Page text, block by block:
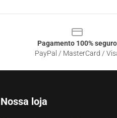
Pagamento 100% seguro
PayPal / MasterCard /
Nossa loja